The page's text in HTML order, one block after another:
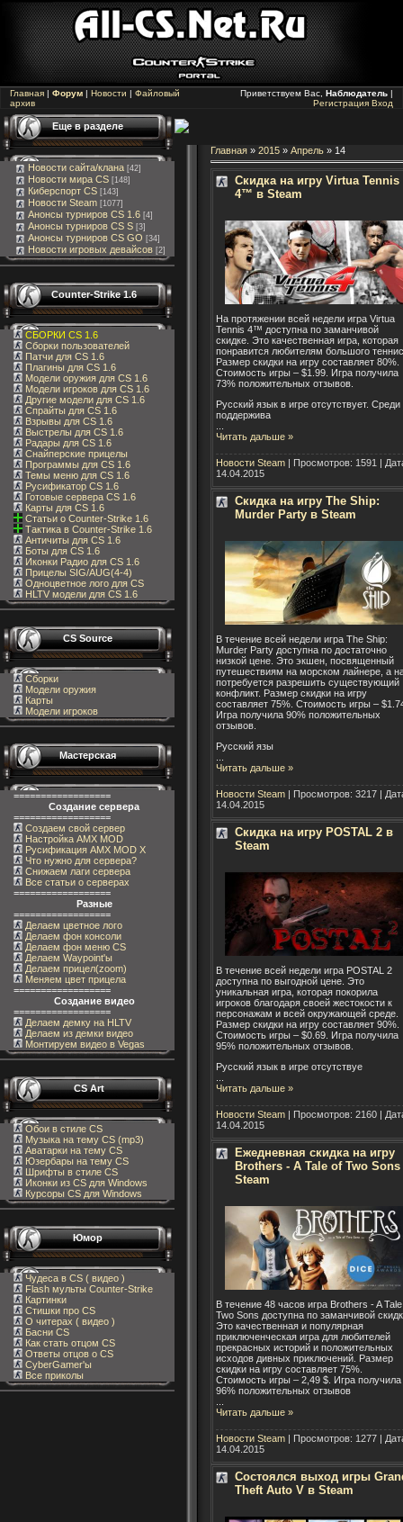
Главная | Форум | Новости | Файловый
архив
Приветствуем Вас, Наблюдатель |
Регистрация Вход
Еще в разделе
Новости сайта/клана [42]
Новости мира CS [148]
Киберспорт CS [143]
Новости Steam [1077]
Анонсы турниров CS 1.6 [4]
Анонсы турниров CS S [3]
Анонсы турниров CS GO [34]
Новости игровых девайсов [2]
Counter-Strike 1.6
СБОРКИ CS 1.6
Сборки пользователей
Патчи для CS 1.6
Плагины для CS 1.6
Модели оружия для CS 1.6
Модели игроков для CS 1.6
Другие модели для CS 1.6
Спрайты для CS 1.6
Взрывы для CS 1.6
Выстрелы для CS 1.6
Радары для CS 1.6
Снайперские прицелы
Программы для CS 1.6
Темы меню для CS 1.6
Русификатор CS 1.6
Готовые сервера CS 1.6
Карты для CS 1.6
Статьи о Counter-Strike 1.6
Тактика в Counter-Strike 1.6
Античиты для CS 1.6
Боты для CS 1.6
Иконки Радио для CS 1.6
Прицелы SIG/AUG(4-4)
Одноцветное лого для CS
HLTV модели для CS 1.6
CS Source
Сборки
Модели оружия
Карты
Модели игроков
Мастерская
==================
Создание сервера
==================
Создаем свой сервер
Настройка AMX MOD
Русификация AMX MOD X
Что нужно для сервера?
Снижаем лаги сервера
Все статьи о серверах
==================
Разные
==================
Делаем цветное лого
Делаем фон консоли
Делаем фон меню CS
Делаем Waypoint'ы
Делаем прицел(zoom)
Меняем цвет прицела
==================
Создание видео
==================
Делаем демку на HLTV
Делаем из демки видео
Монтируем видео в Vegas
CS Art
Обои в стиле CS
Музыка на тему CS (mp3)
Аватарки на тему CS
Юзербары на тему CS
Шрифты в стиле CS
Иконки из CS для Windows
Курсоры CS для Windows
Юмор
Чудеса в CS ( видео )
Flash мульты Counter-Strike
Картинки
Стишки про CS
О читерах ( видео )
Басни CS
Как стать отцом CS
Ответы отцов о CS
CyberGamer'ы
Все приколы
Главная » 2015 » Апрель » 14
Скидка на игру Virtua Tennis
4™ в Steam
На протяжении всей недели игра Virtua
Tennis 4™ доступна по заманчивой
скидке. Это качественная игра, которая
понравится любителям большого
Размер скидки на игру составляет 80%.
Стоимость игры – $1.99. Игра получила
73% положительных отзывов.
Русский язык в игре отсутствует. Среди
поддержива
Читать дальше »
Новости Steam | Просмотров: 1591 |
14.04.2015
Скидка на игру The Ship:
Murder Party в Steam
В течение всей недели игра The Ship:
Murder Party доступна по достаточно
низкой цене. Это экшен, посвященный
путешествиям на морском лайнере, а
потребуется разрешить существующий
конфликт. Размер скидки на игру
составляет 75%. Стоимость игры –
Игра получила 90% положительных
отзывов.
Русский язы
Читать дальше »
Новости Steam | Просмотров: 3217 |
14.04.2015
Скидка на игру POSTAL 2 в
Steam
В течение всей недели игра POSTAL 2
доступна по выгодной цене. Это
уникальная игра, которая покорила
игроков благодаря своей жестокости к
персонажам и всей окружающей среде.
Размер скидки на игру составляет 90%.
Стоимость игры – $0.69. Игра получила
95% положительных отзывов.
Русский язык в игре отсутствуе
Читать дальше »
Новости Steam | Просмотров: 2160 |
14.04.2015
Ежедневная скидка на игру
Brothers - A Tale of Two Sons
Steam
В течение 48 часов игра Brothers - A
Two Sons доступна по заманчивой
Это качественная и популярная
приключенческая игра для любителей
прекрасных историй и положительных
исходов дивных приключений. Размер
скидки на игру составляет 75%.
Стоимость игры – 2,49 $. Игра получила
96% положительных отзывов
Читать дальше »
Новости Steam | Просмотров: 1277 |
14.04.2015
Состоялся выход игры
Theft Auto V в Steam